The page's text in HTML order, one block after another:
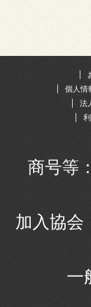
個人情
法
商号等
加入協会
一